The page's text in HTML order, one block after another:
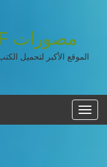
مصورات
الموقع الأكبر لتحميل
القائمه
الرئيسية